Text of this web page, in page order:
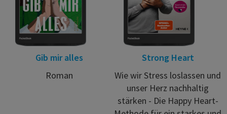
Gib mir alles
Roman
Strong Heart
Wie wir Stress loslassen und
unser Herz nachhaltig
stärken - Die Happy Heart-